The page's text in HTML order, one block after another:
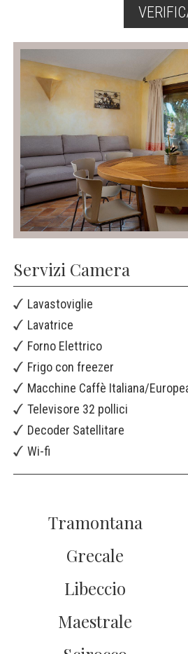
Servizi Camera
Lavastoviglie
Lavatrice
Forno Elettrico
Frigo con freezer
Macchine Caffè Italiana/
Televisore 32 pollici
Decoder Satellitare
Wi-fi
Tramontana
Grecale
Libeccio
Maestrale